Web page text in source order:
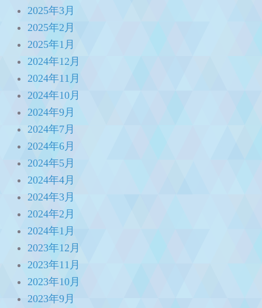
2025年3月
2025年2月
2025年1月
2024年12月
2024年11月
2024年10月
2024年9月
2024年7月
2024年6月
2024年5月
2024年4月
2024年3月
2024年2月
2024年1月
2023年12月
2023年11月
2023年10月
2023年9月